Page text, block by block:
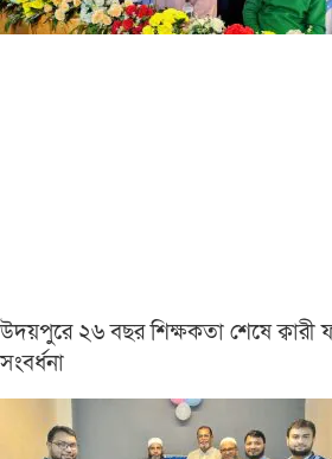
উদয়পুরে ২৬ বছর শিক্ষকতা শেষে
সংবর্ধনা